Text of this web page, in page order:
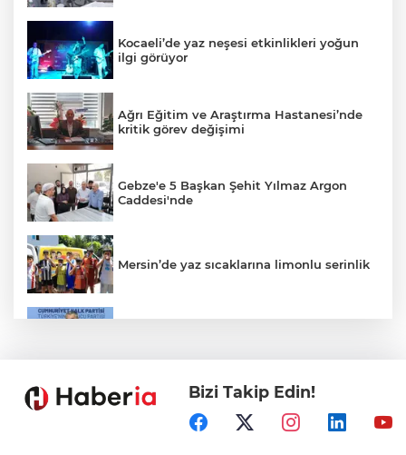
Kocaeli’de yaz neşesi etkinlikleri yoğun
ilgi görüyor
Ağrı Eğitim ve Araştırma Hastanesi’nde
kritik görev değişimi
Gebze'e 5 Başkan Şehit Yılmaz Argon
Caddesi'nde
Mersin’de yaz sıcaklarına limonlu serinlik
İçişleri Bakanı Çiftçi'den YÖK ziyareti
Bizi Takip Edin!